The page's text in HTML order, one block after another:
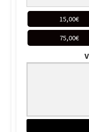
15,00€
75,00€